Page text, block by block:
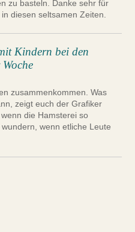
zu basteln. Danke sehr für
diesen seltsamen Zeiten.
Kindern bei den
zusammenkommen. Was
zeigt euch der Grafiker
die Hamsterei so
wenn etliche Leute